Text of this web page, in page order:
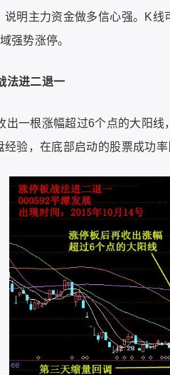
说明主力资金做多信心强。K
强势涨停。
法进二退一
出一根涨幅超过6个点的大阳
验，在底部启动的股票成功率